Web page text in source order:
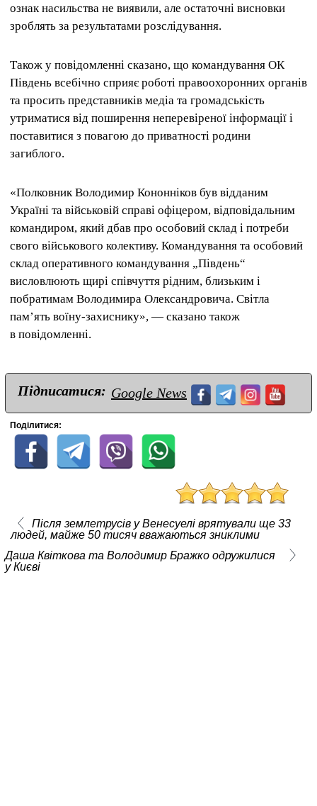
ознак насильства не виявили, але остаточні висновки
зроблять за результатами розслідування.
Також у повідомленні сказано, що командування ОК
Південь всебічно сприяє роботі правоохоронних органів
та просить представників медіа та громадськість
утриматися від поширення неперевіреної інформації і
поставитися з повагою до приватності родини
загиблого.
«Полковник Володимир Кононніков був відданим
Україні та військовій справі офіцером, відповідальним
командиром, який дбав про особовий склад і потреби
свого військового колективу. Командування та особовий
склад оперативного командування „Південь“
висловлюють щирі співчуття рідним, близьким і
побратимам Володимира Олександровича. Світла
пам’ять воїну-захиснику», — сказано також
в повідомленні.
Підписатися: Google News
Поділитися:
Після землетрусів у Венесуелі врятували ще 33
людей, майже 50 тисяч вважаються зниклими
Даша Квіткова та Володимир Бражко одружилися
у Києві